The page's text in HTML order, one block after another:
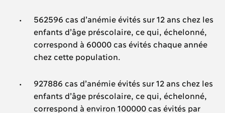
562596 cas d’anémie évités sur 12 ans chez les
enfants d’âge préscolaire, ce qui, échelonné,
correspond à 60000 cas évités chaque année
chez cette population.
927886 cas d’anémie évités sur 12 ans chez les
enfants d’âge préscolaire, ce qui, échelonné,
correspond à environ 100000 cas évités par